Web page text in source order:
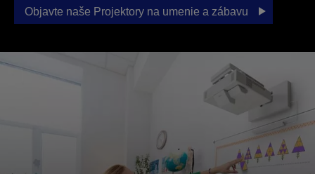
Objavte naše Projektory na umenie a zábavu